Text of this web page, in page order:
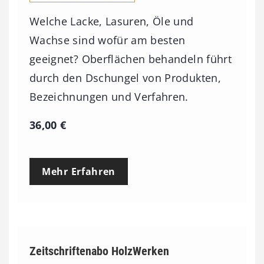
Welche Lacke, Lasuren, Öle und
Wachse sind wofür am besten
geeignet? Oberflächen behandeln führt
durch den Dschungel von Produkten,
Bezeichnungen und Verfahren.
36,00€
Mehr Erfahren
Zeitschriftenabo HolzWerken